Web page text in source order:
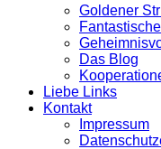
Goldener
Das Blog
Liebe Links
Kontakt
Impressum